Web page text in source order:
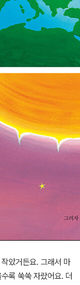
았거든요. 그래서 마
록 쑥쑥 자랐어요. 더